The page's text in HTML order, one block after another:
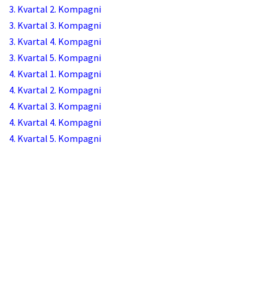
3. Kvartal 2. Kompagni
3. Kvartal 3. Kompagni
3. Kvartal 4. Kompagni
3. Kvartal 5. Kompagni
4. Kvartal 1. Kompagni
4. Kvartal 2. Kompagni
4. Kvartal 3. Kompagni
4. Kvartal 4. Kompagni
4. Kvartal 5. Kompagni